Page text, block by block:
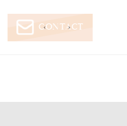
CONTACT
‹ ›